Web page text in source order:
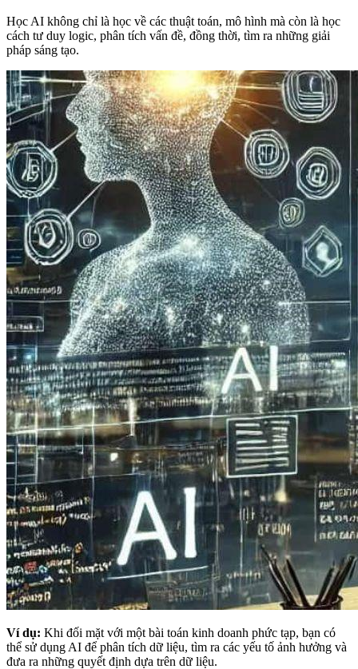
Học AI không chỉ là học về các thuật toán, mô hình mà còn là học
cách tư duy logic, phân tích vấn đề, đồng thời, tìm ra những giải
pháp sáng tạo.
Ví dụ: Khi đối mặt với một bài toán kinh doanh phức tạp, bạn có
thể sử dụng AI để phân tích dữ liệu, tìm ra các yếu tố ảnh hưởng và
đưa ra những quyết định dựa trên dữ liệu.